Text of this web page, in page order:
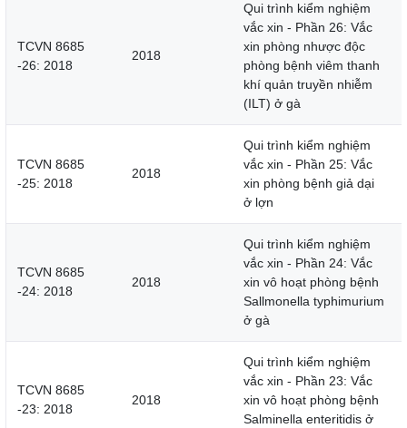
TCVN 8685
-26: 2018
2018
Qui trình kiểm nghiệm
vắc xin - Phần 26: Vắc
xin phòng nhược độc
phòng bệnh viêm thanh
khí quản truyền nhiễm
(ILT) ở gà
TCVN 8685
-25: 2018
2018
Qui trình kiểm nghiệm
vắc xin - Phần 25: Vắc
xin phòng bệnh giả dại
ở lợn
TCVN 8685
-24: 2018
2018
Qui trình kiểm nghiệm
vắc xin - Phần 24: Vắc
xin vô hoạt phòng bệnh
Sallmonella typhimurium
ở gà
TCVN 8685
-23: 2018
2018
Qui trình kiểm nghiệm
vắc xin - Phần 23: Vắc
xin vô hoạt phòng bệnh
Salminella enteritidis ở